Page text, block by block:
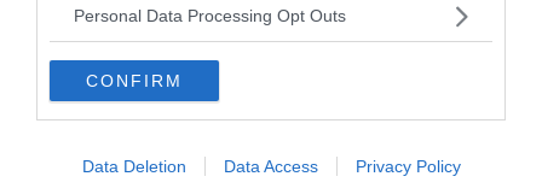
Personal Data Processing Opt Outs
CONFIRM
Data Deletion Data Access Privacy Policy
rontottak!
Még tartanak a nemzetközi kupa küzdelmei, nem lenne meglepő,
ha mindkét trófea Manchesterben landolna, bár az EL-ben a Wolves
is jelen van és csak győzelem esetén térhet vissza Európába.
Ami biztos a pénzköltést megkezdték a csapatok, a világ egyik